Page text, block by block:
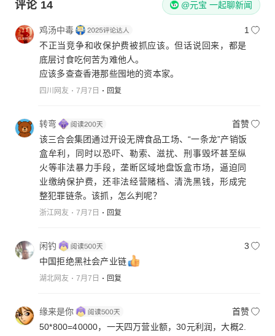
评论 14 @元宝 一起聊新闻
鸡汤中毒
1
不正当竞争和收保护费被抓应该。但话说回来，都是
底层讨食吃何苦为难他人。
应该多查查香港那些囤地的资本家。
四川网友 7月7日 回复
转弯
首赞
该三合会集团通过开设无牌食品工场、“一条龙”产销饭
盒牟利，同时以恐吓、勒索、滋扰、刑事毁坏甚至纵
火等非法暴力手段，垄断区域地盘饭盒市场，逼迫同
业缴纳保护费，还非法经营赌档、清洗黑钱，形成完
整犯罪链条。该抓，怎么判呢？
浙江网友 7月7日 回复
闲钓
3
中国拒绝黑社会产业链
湖北网友 7月7日 回复
缘来是你
首赞
50*800=40000，一天四万营业额，30元利润，大概2.